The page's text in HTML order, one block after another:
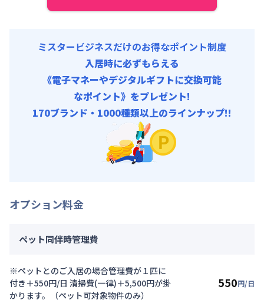
契約事務手数料 : 5,000円/回 (税抜)
ミスタービジネスだけのお得なポイント制度
入居時に必ずもらえる
《電子マネーやデジタルギフトに交換可能
なポイント》をプレゼント!
170ブランド・1000種類以上のラインナップ!!
オプション料金
ペット同伴時管理費
※ペットとのご入居の場合管理費が１匹に
付き＋550円/日 清掃費(一律)＋5,500円が掛
かります。（ペット可対象物件のみ）
550円/日